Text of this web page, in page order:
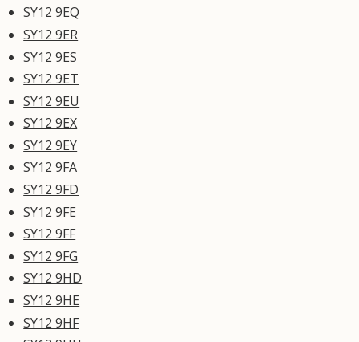
SY12 9EQ
SY12 9ER
SY12 9ES
SY12 9ET
SY12 9EU
SY12 9EX
SY12 9EY
SY12 9FA
SY12 9FD
SY12 9FE
SY12 9FF
SY12 9FG
SY12 9HD
SY12 9HE
SY12 9HF